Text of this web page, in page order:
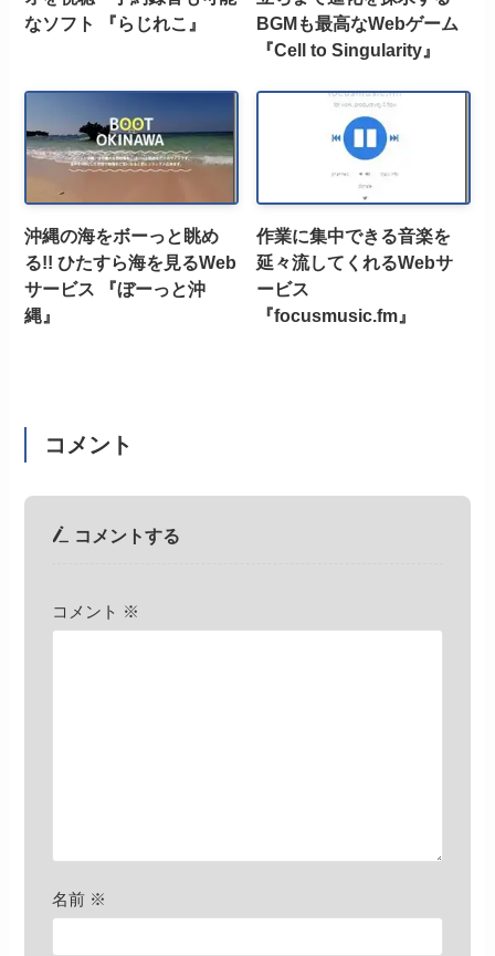
なソフト 『らじれこ』
BGMも最高なWebゲーム
『Cell to Singularity』
沖縄の海をボーっと眺め
る!! ひたすら海を見るWeb
サービス 『ぼーっと沖
縄』
作業に集中できる音楽を
延々流してくれるWebサ
ービス
『focusmusic.fm』
コメント
コメントする
コメント ※
名前 ※